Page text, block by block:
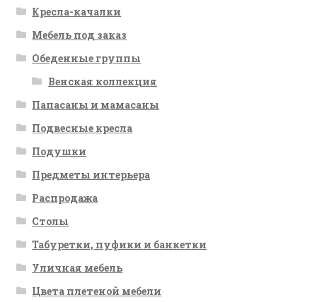
Кресла-качалки
Мебель под заказ
Обеденные группы
Венская коллекция
Папасаны и мамасаны
Подвесные кресла
Подушки
Предметы интерьера
Распродажа
Столы
Табуретки, пуфики и банкетки
Уличная мебель
Цвета плетеной мебели